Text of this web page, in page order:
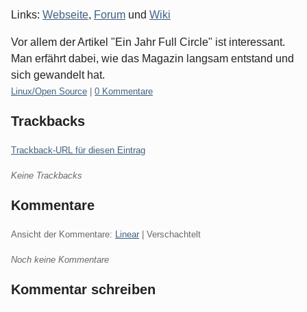
Links: Webseite, Forum und Wiki
Vor allem der Artikel "Ein Jahr Full Circle" ist interessant.
Man erfährt dabei, wie das Magazin langsam entstand und
sich gewandelt hat.
Kategorien:
Linux/Open Source 0 Kommentare
Trackbacks
Trackback-URL für diesen Eintrag
Keine Trackbacks
Kommentare
Ansicht der Kommentare: Linear | Verschachtelt
Noch keine Kommentare
Kommentar schreiben